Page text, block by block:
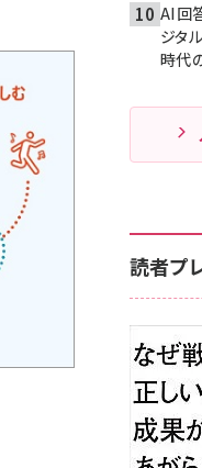
AI回
ジタ
時代
読者プ